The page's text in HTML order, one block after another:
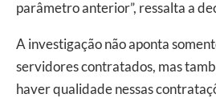
parâmetro anterior”, ressalta a
A investigação não aponta
servidores contratados, mas
haver qualidade nessas